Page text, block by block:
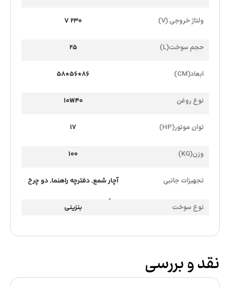
ولتاژ خروجی (V) 230 V
حجم سوخت(L) 25
ابعاد(CM) 86*56*58
نوع روغن 10W40
توان موتور(HP) 17
وزن(KG) 100
تجهیزات جانبی آچار شمع,دفترچه راهنما,دو چرخ
بزرگ و دسته فرغونی نوع سوخت بنزینی
نقد و بررسی